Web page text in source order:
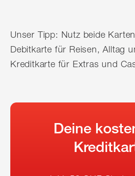
Unser Tipp: Nutz beide
Debitkarte für Reisen, Alltag
Kreditkarte für Extras und
Deine